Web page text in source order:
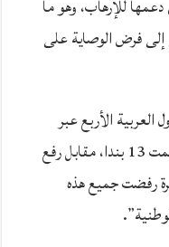
للإرهاب، وهو ما
إلى فرض الوصاية على
الأربع عبر
الوسيط الكويتي بقائمة من المطالب، ضمت 13 بندا، مقابل رفع
رفضت جميع هذه